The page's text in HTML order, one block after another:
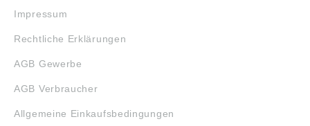
Impressum
Rechtliche Erklärungen
AGB Gewerbe
AGB Verbraucher
Allgemeine Einkaufsbedingungen